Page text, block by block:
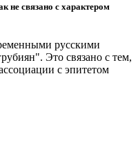
не связано с характером
русскими
Это связано с тем,
с эпитетом